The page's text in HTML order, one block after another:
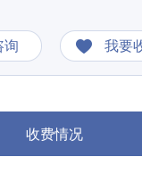
询 我要
收费情况